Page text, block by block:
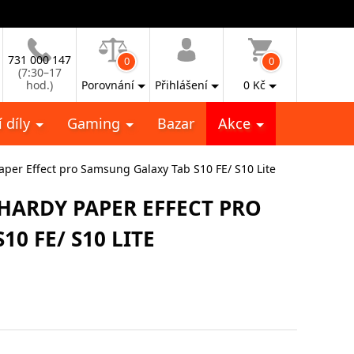
731 000 147
(7:30–17
hod.)
0
Porovnání Přihlášení
0
0 Kč
díly Gaming Bazar Akce
Effect pro Samsung Galaxy Tab S10 FE/ S10 Lite
PAPER EFFECT PRO
FE/ S10 LITE